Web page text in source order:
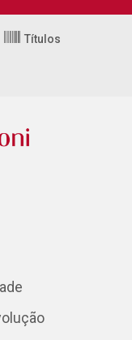
Títulos